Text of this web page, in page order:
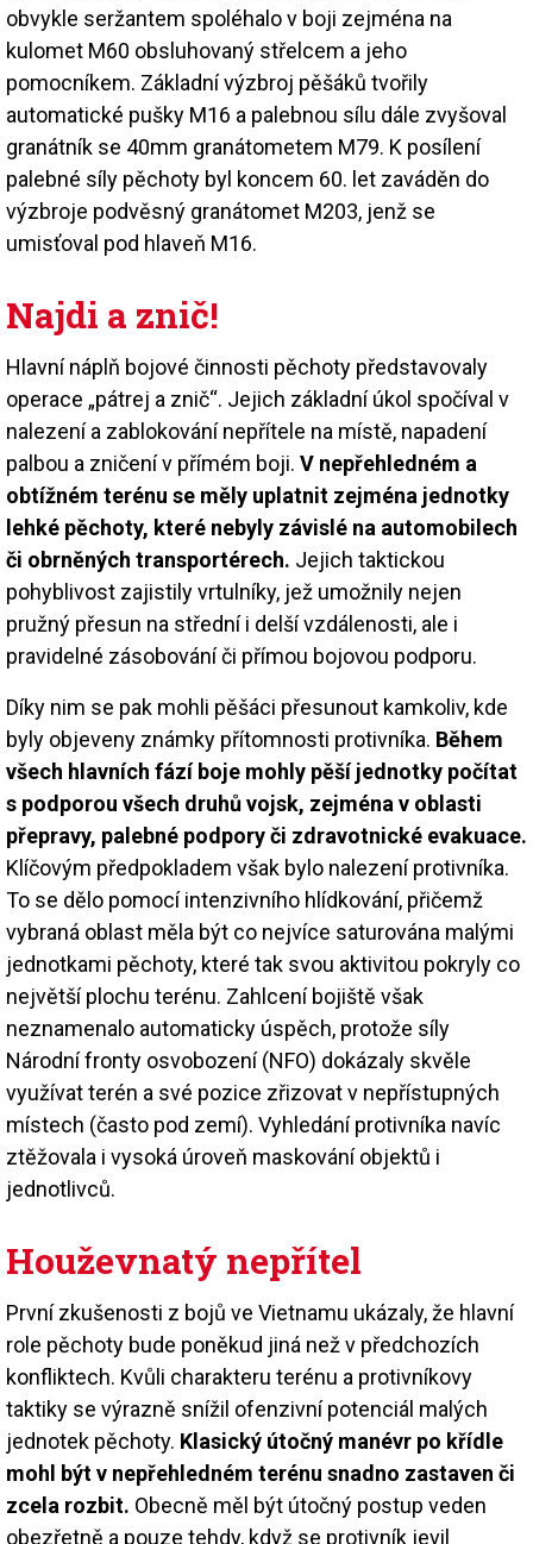
obvykle seržantem spoléhalo v boji zejména na
kulomet M60 obsluhovaný střelcem a jeho
pomocníkem. Základní výzbroj pěšáků tvořily
automatické pušky M16 a palebnou sílu dále zvyšoval
granátník se 40mm granátometem M79. K posílení
palebné síly pěchoty byl koncem 60. let zaváděn do
výzbroje podvěsný granátomet M203, jenž se
umisťoval pod hlaveň M16.
Najdi a znič!
Hlavní náplň bojové činnosti pěchoty představovaly
operace „pátrej a znič“. Jejich základní úkol spočíval v
nalezení a zablokování nepřítele na místě, napadení
palbou a zničení v přímém boji. V nepřehledném a
obtížném terénu se měly uplatnit zejména jednotky
lehké pěchoty, které nebyly závislé na automobilech
či obrněných transportérech. Jejich taktickou
pohyblivost zajistily vrtulníky, jež umožnily nejen
pružný přesun na střední i delší vzdálenosti, ale i
pravidelné zásobování či přímou bojovou podporu.
Díky nim se pak mohli pěšáci přesunout kamkoliv, kde
byly objeveny známky přítomnosti protivníka. Během
všech hlavních fází boje mohly pěší jednotky počítat
s podporou všech druhů vojsk, zejména v oblasti
přepravy, palebné podpory či zdravotnické evakuace.
Klíčovým předpokladem však bylo nalezení protivníka.
To se dělo pomocí intenzivního hlídkování, přičemž
vybraná oblast měla být co nejvíce saturována malými
jednotkami pěchoty, které tak svou aktivitou pokryly co
největší plochu terénu. Zahlcení bojiště však
neznamenalo automaticky úspěch, protože síly
Národní fronty osvobození (NFO) dokázaly skvěle
využívat terén a své pozice zřizovat v nepřístupných
místech (často pod zemí). Vyhledání protivníka navíc
ztěžovala i vysoká úroveň maskování objektů i
jednotlivců.
Houževnatý nepřítel
První zkušenosti z bojů ve Vietnamu ukázaly, že hlavní
role pěchoty bude poněkud jiná než v předchozích
konfliktech. Kvůli charakteru terénu a protivníkovy
taktiky se výrazně snížil ofenzivní potenciál malých
jednotek pěchoty. Klasický útočný manévr po křídle
mohl být v nepřehledném terénu snadno zastaven či
zcela rozbit. Obecně měl být útočný postup veden
obezřetně a pouze tehdy, když se protivník jevil